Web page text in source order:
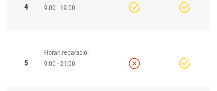
4
9:00 - 19:00
5
Horari reparació:
9:00 - 21:00